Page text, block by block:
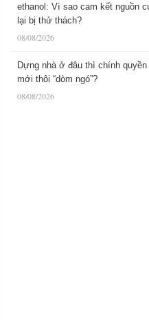
ethanol: Vì sao cam kết nguồn
lại bị thử thách?
08/08/2026
Dựng nhà ở đâu thì chính quyền
mới thôi “dòm ngó”?
08/08/2026